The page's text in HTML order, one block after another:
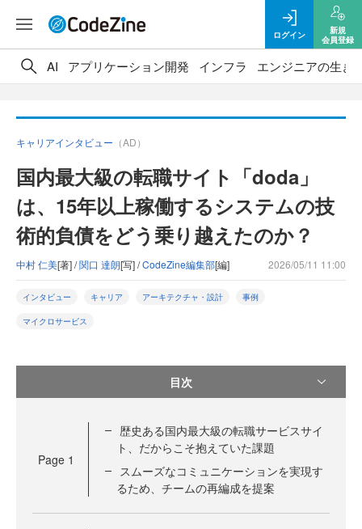
ログイン
新規
会員登録
AI アプリケーション開発 インフラ エンジニアの生き
キャリアインタビュー （AD）
国内最大級の転職サイト「doda」
は、15年以上稼働するシステムの技
術的負債をどう乗り越えたのか？
中村 仁美[著] /関口 達朗[写] /CodeZine編集部[編] 2026/05/11 11:00
インタビュー キャリア アーキテクチャ・設計 事例
マイクロサービス
目次
Page 1
歴史ある国内最大級の転職サービスサイ
ト、だからこそ抱えていた課題
スムーズなコミュニケーションを実現す
るため、チームの再編成を提案